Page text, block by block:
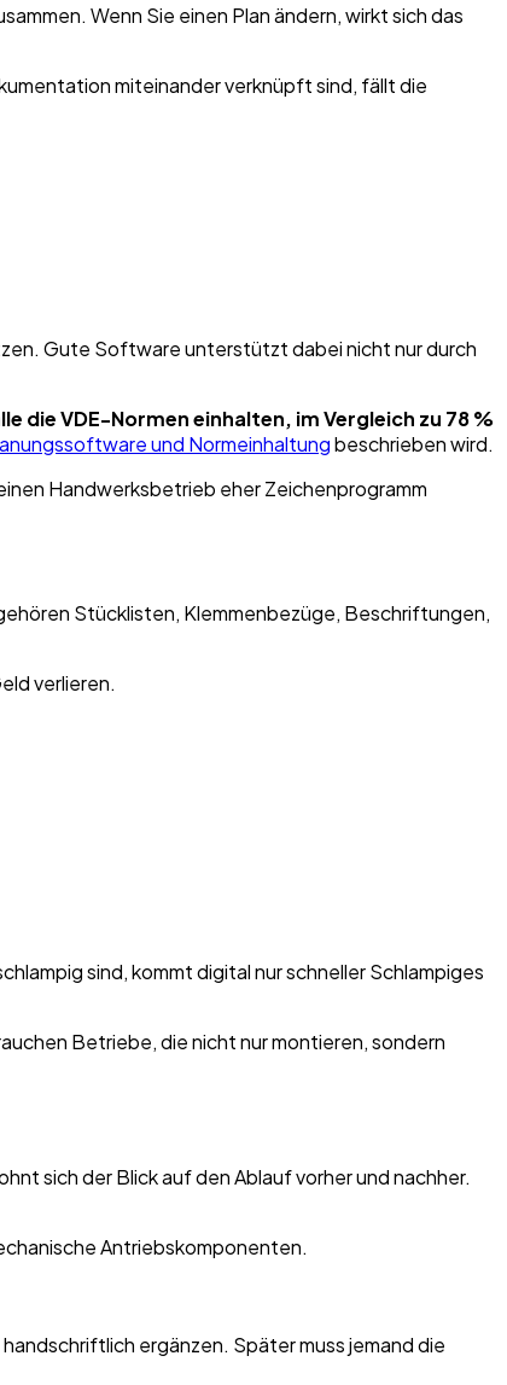
Wenn Sie einen Plan ändern, wirkt sich das
miteinander verknüpft sind, fällt die
Gute Software unterstützt dabei nicht nur durch
die VDE-Normen einhalten, im Vergleich zu 78 %
und Normeinhaltungbeschrieben wird.
Handwerksbetrieb eher Zeichenprogramm
Stücklisten, Klemmenbezüge, Beschriftungen,
verlieren.
sind, kommt digital nur schneller Schlampiges
Betriebe, die nicht nur montieren, sondern
sich der Blick auf den Ablauf vorher und nachher.
ergänzen. Später muss jemand die